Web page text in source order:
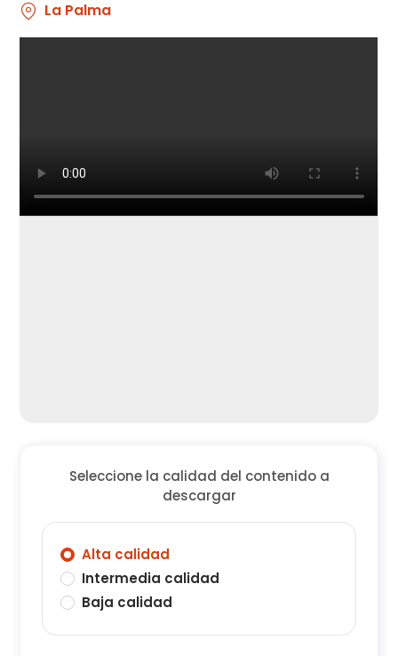
La Palma
Seleccione la calidad del contenido a
descargar
Alta calidad
Intermedia calidad
Baja calidad